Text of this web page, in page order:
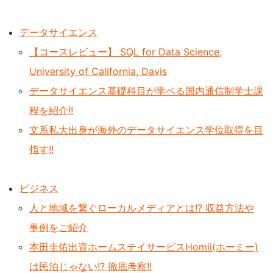
データサイエンス
【コースレビュー】 SQL for Data Science,
University of California, Davis
データサイエンス基礎科目が学ベる国内通信制学士課
程を紹介!!
文系私大出身が海外のデータサイエンス学位取得を目
指す!!
ビジネス
人と地域を繋ぐローカルメディアとは!? 収益方法や
事例をご紹介
本田圭佑出資ホームステイサービスHomii(ホーミー)
は民泊じゃない!? 徹底考察!!